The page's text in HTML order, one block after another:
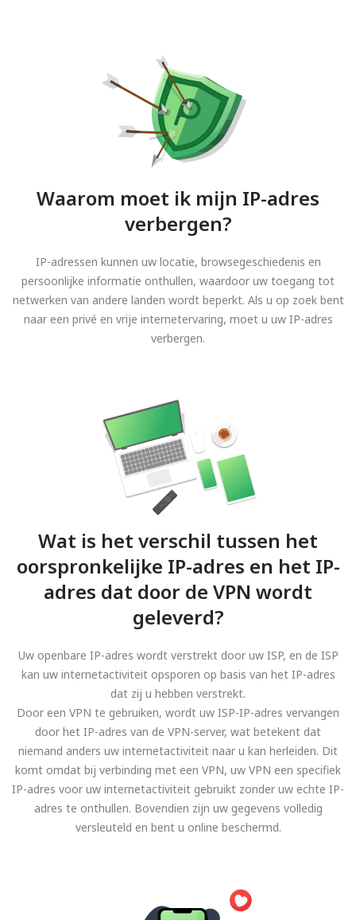
Waarom moet ik mijn IP-adres
verbergen?
IP-adressen kunnen uw locatie, browsegeschiedenis en
persoonlijke informatie onthullen, waardoor uw toegang tot
netwerken van andere landen wordt beperkt. Als u op zoek bent
naar een privé en vrije internetervaring, moet u uw IP-adres
verbergen.
Wat is het verschil tussen het
oorspronkelijke IP-adres en het IP-
adres dat door de VPN wordt
geleverd?
Uw openbare IP-adres wordt verstrekt door uw ISP, en de ISP
kan uw internetactiviteit opsporen op basis van het IP-adres
dat zij u hebben verstrekt.
Door een VPN te gebruiken, wordt uw ISP-IP-adres vervangen
door het IP-adres van de VPN-server, wat betekent dat
niemand anders uw internetactiviteit naar u kan herleiden. Dit
komt omdat bij verbinding met een VPN, uw VPN een specifiek
IP-adres voor uw internetactiviteit gebruikt zonder uw echte IP-
adres te onthullen. Bovendien zijn uw gegevens volledig
versleuteld en bent u online beschermd.